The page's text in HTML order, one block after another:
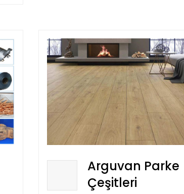
Arguvan Parke
Çeşitleri